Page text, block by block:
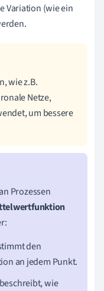
Variation (wie ein
wie z.B.
Netze,
um bessere
Prozessen
den
an jedem Punkt.
beschreibt, wie